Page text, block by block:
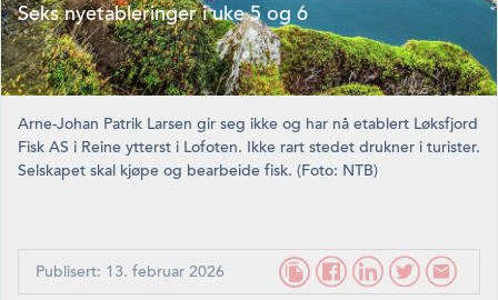
Seks nyetableringer i uke 5 og 6
Arne-Johan Patrik Larsen gir seg ikke og har nå etablert Løksfjord
Fisk AS i Reine ytterst i Lofoten. Ikke rart stedet drukner i turister.
Selskapet skal kjøpe og bearbeide fisk. (Foto: NTB)
Publisert: 13. februar 2026